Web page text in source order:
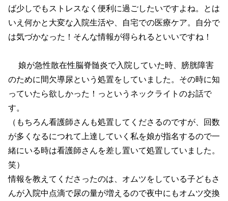
ば少しでもストレスなく便利に過ごしたいですよね。とは
いえ何かと大変な入院生活や、自宅での医療ケア。自分で
は気づかなった！そんな情報が得られるといいですね！
娘が急性散在性脳脊髄炎で入院していた時、膀胱障害
のために間欠導尿という処置をしていました。その時に知
っていたら欲しかった！っというネックライトのお話で
す。
（もちろん看護師さんも処置してくださるのですが、回数
が多くなるにつれて上達していく私を娘が指名するので一
緒にいる時は看護師さんを差し置いて処置していました。
笑）
情報を教えてくださったのは、オムツをしている子どもさ
んが入院中点滴で尿の量が増えるので夜中にもオムツ交換